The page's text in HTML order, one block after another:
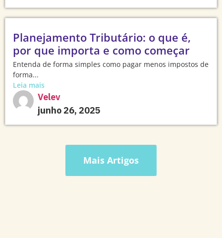
Planejamento Tributário: o que é,
por que importa e como começar
Entenda de forma simples como pagar menos impostos de
forma...
Leia mais
Velev
junho 26, 2025
Mais Artigos